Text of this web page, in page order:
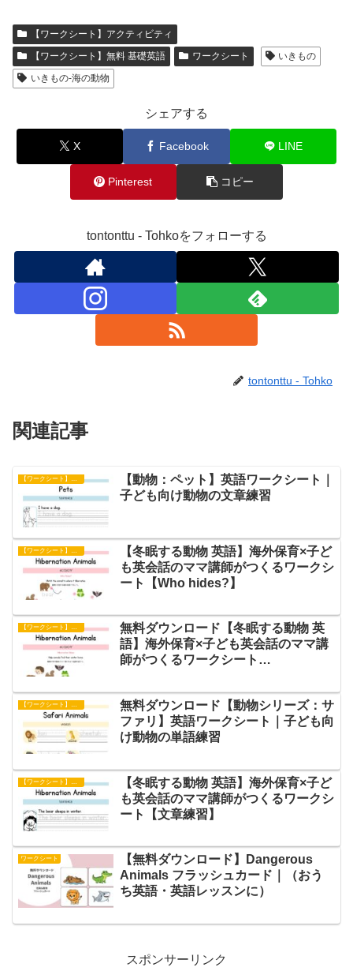
【ワークシート】アクティビティ
【ワークシート】無料 基礎英語
ワークシート
いきもの
いきもの-海の動物
シェアする
X Facebook LINE
Pinterest コピー
tontonttu - Tohkoをフォローする
tontonttu - Tohko
関連記事
【動物：ペット】英語ワークシート｜
子ども向け動物の文章練習
【冬眠する動物 英語】海外保育×子ど
も英会話のママ講師がつくるワークシ
ート【Who hides?】
【ワークシート】アクティビティ
無料ダウンロード【冬眠する動物 英
語】海外保育×子ども英会話のママ講
師がつくるワークシート
【ワークシート】単語練習
無料ダウンロード【動物シリーズ：サ
ファリ】英語ワークシート｜子ども向
け動物の単語練習
【冬眠する動物 英語】海外保育×子ど
も英会話のママ講師がつくるワークシ
ート【文章練習】
ワークシート
【無料ダウンロード】Dangerous
Animals フラッシュカード｜（おう
ち英語・英語レッスンに）
スポンサーリンク